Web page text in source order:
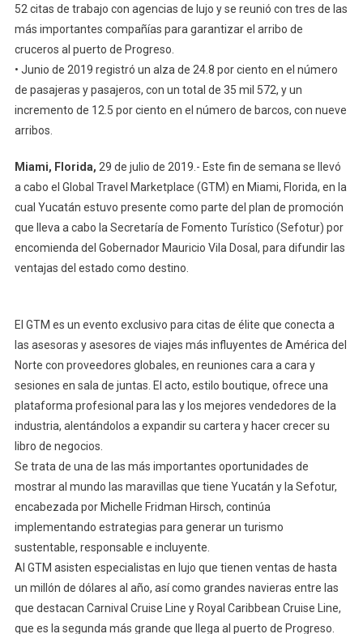
Reforzando
Lazos
Las
Navieras
Norteamérica
Caribe
52 citas de trabajo con agencias de lujo y se reunió con tres de las
más importantes compañías para garantizar el arribo de
cruceros al puerto de Progreso.
• Junio de 2019 registró un alza de 24.8 por ciento en el número
de pasajeras y pasajeros, con un total de 35 mil 572, y un
incremento de 12.5 por ciento en el número de barcos, con nueve
arribos.
Miami, Florida, 29 de julio de 2019.- Este fin de semana se llevó
a cabo el Global Travel Marketplace (GTM) en Miami, Florida, en la
cual Yucatán estuvo presente como parte del plan de promoción
que lleva a cabo la Secretaría de Fomento Turístico (Sefotur) por
encomienda del Gobernador Mauricio Vila Dosal, para difundir las
ventajas del estado como destino.
El GTM es un evento exclusivo para citas de élite que conecta a
las asesoras y asesores de viajes más influyentes de América del
Norte con proveedores globales, en reuniones cara a cara y
sesiones en sala de juntas. El acto, estilo boutique, ofrece una
plataforma profesional para las y los mejores vendedores de la
industria, alentándolos a expandir su cartera y hacer crecer su
libro de negocios.
Se trata de una de las más importantes oportunidades de
mostrar al mundo las maravillas que tiene Yucatán y la Sefotur,
encabezada por Michelle Fridman Hirsch, continúa
implementando estrategias para generar un turismo
sustentable, responsable e incluyente.
Al GTM asisten especialistas en lujo que tienen ventas de hasta
un millón de dólares al año, así como grandes navieras entre las
que destacan Carnival Cruise Line y Royal Caribbean Cruise Line,
que es la segunda más grande que llega al puerto de Progreso.